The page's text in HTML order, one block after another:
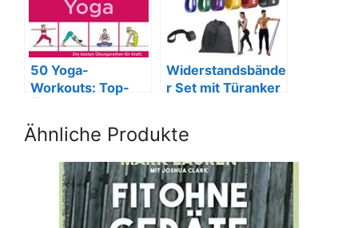
50 Yoga-
Workouts: Top-
Beweglichkeit,
Entspannung
Widerstandsbände
r Set mit Türanker
Ähnliche Produkte